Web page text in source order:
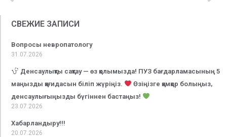
СВЕЖИЕ ЗАПИСИ
Вопросы невропатологу
31.07.2026
Денсаулықты сақтау — өз қолымызда! ПУЗ бағдарламасының 5
маңызды қағидасын біліп жүріңіз.
Өзіңізге қамқор болыңыз,
денсаулығыңызды бүгіннен бастаңыз!
23.07.2026
Хабарландыру!!!
20.07.2026